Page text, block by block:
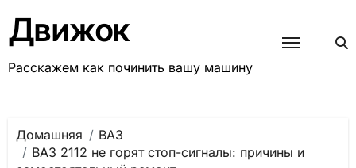
содержанию
Движок
Расскажем как починить вашу машину
Домашняя
ВАЗ
ВАЗ 2112 не горят стоп-сигналы: причины и